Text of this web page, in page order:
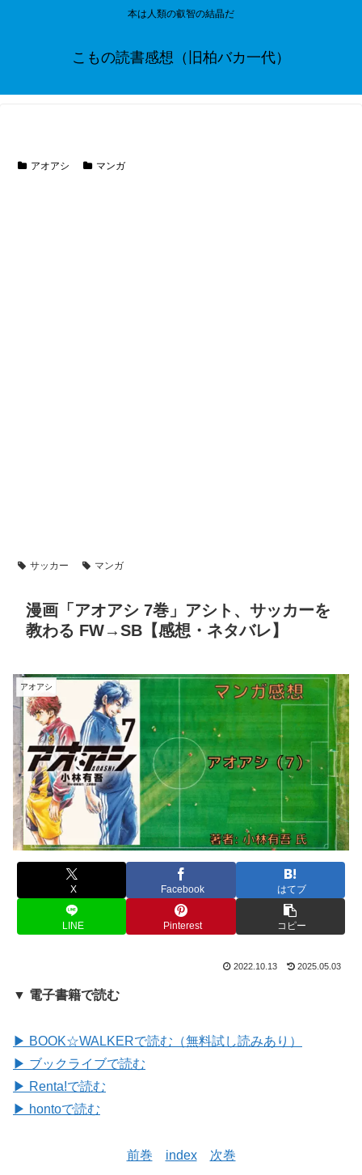
本は人類の叡智の結晶だ
こもの読書感想（旧柏バカ一代）
アオアシ マンガ
サッカー マンガ
漫画「アオアシ 7巻」アシト、サッカーを
教わる FW→SB【感想・ネタバレ】
アオアシ
X Facebook はてブ
LINE Pinterest コピー
2022.10.13 2025.05.03
▼ 電子書籍で読む
▶ BOOK☆WALKERで読む（無料試し読みあり）
▶ ブックライブで読む
▶ Renta!で読む
▶ hontoで読む
前巻 index 次巻